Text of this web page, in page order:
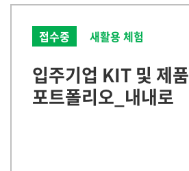
접수중 새활용 체험
입주기업 KIT 및 제품
포트폴리오_내내로